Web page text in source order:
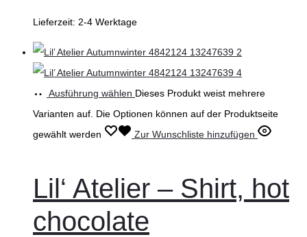
Lieferzeit: 2-4 Werktage
Ausführung wählen Dieses Produkt weist mehrere
Varianten auf. Die Optionen können auf der Produktseite
gewählt werden
Zur Wunschliste hinzufügen
Lil‘ Atelier – Shirt, hot
chocolate